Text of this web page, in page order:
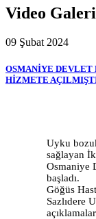
Video Galeri
09 Şubat 2024
OSMANİYE DEVLET
HİZMETE
Uyku
sağlayan
Osmaniye
başladı.
Göğüs
Sazlıdere